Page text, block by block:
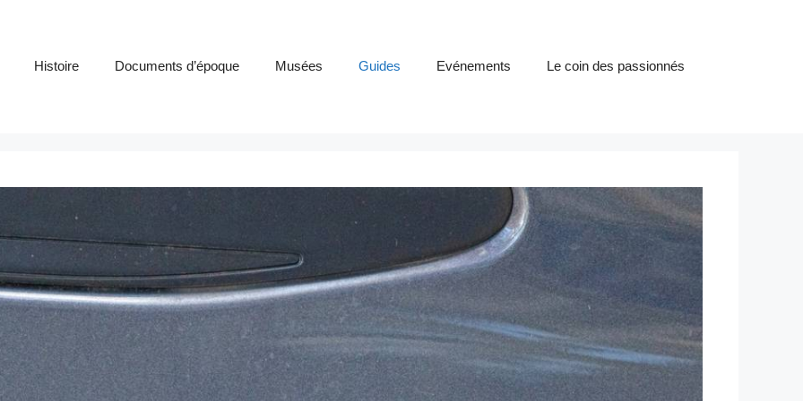
Histoire Documents d’époque Musées Guides Evénements Le coin des passionnés